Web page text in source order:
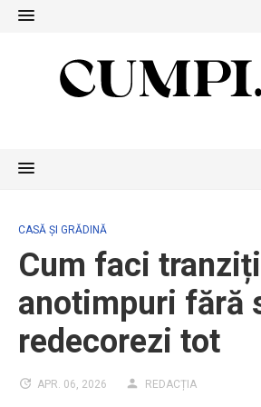
Skip
CASĂ ȘI GRĂDINĂ
Cum faci
anotimpuri fără
redecorezi tot
APR. 06, 2026 REDACȚIA